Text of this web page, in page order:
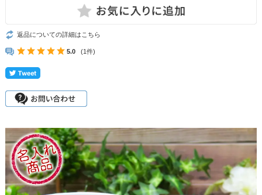
返品についての詳細はこちら
5.0 (1件)